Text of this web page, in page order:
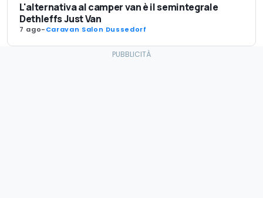
L'alternativa al camper van è il semintegrale
Dethleffs Just Van
7 ago-Caravan Salon Dussedorf